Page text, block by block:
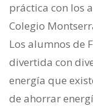
práctica con los
Colegio
Los alumnos de
divertida con
energía que
de ahorrar